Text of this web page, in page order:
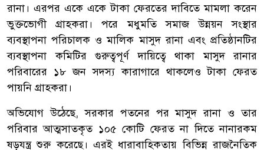
রানা। এরপর একে একে টাকা ফেরতের দাবিতে মামলা করেন
ভুক্তভোগী গ্রাহকরা। পরে মধুমতি সমাজ উন্নয়ন সংস্থার
ব্যবস্থাপনা পরিচালক ও মালিক মাসুদ রানা এবং প্রতিষ্ঠানটির
ব্যবস্থাপনা কমিটির গুরুত্বপূর্ণ দায়িত্বে থাকা মাসুদ রানার
পরিবারের ১৮ জন সদস্য কারাগারে থাকলেও টাকা ফেরত
পায়নি গ্রাহকরা।
অভিযোগ উঠেছে, সরকার পতনের পর মাসুদ রানা ও তার
পরিবার আত্মসাতকৃত ১০৫ কোটি ফেরত না দিতে নানারকম
ষড়যন্ত্র শুরু করেছে। এরই ধারাবাহিকতায় বিভিন্ন রাজনৈতিক